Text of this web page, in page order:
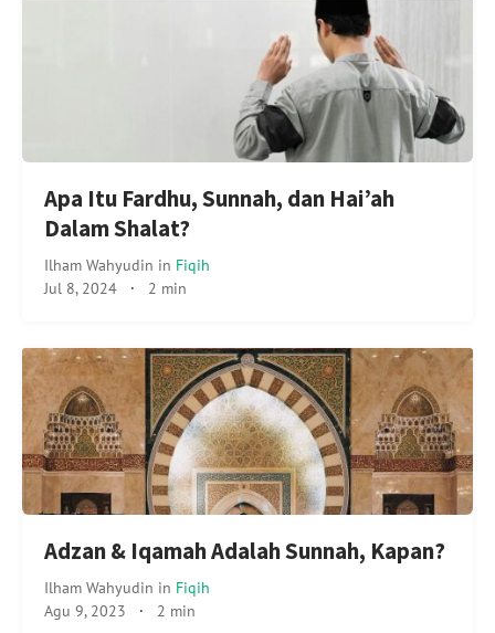
Apa Itu Fardhu, Sunnah, dan Hai’ah
Dalam Shalat?
Ilham Wahyudin in Fiqih
Jul 8, 2024 · 2 min
Adzan & Iqamah Adalah Sunnah, Kapan?
Ilham Wahyudin in Fiqih
Agu 9, 2023 · 2 min